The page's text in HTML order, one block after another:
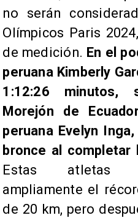
no serán
Olímpicos Paris
de medición. En el
peruana Kimberly
1:12:26 minutos,
Morejón de
peruana Evelyn
bronce al completar
Estas atletas
ampliamente el
de 20 km, pero